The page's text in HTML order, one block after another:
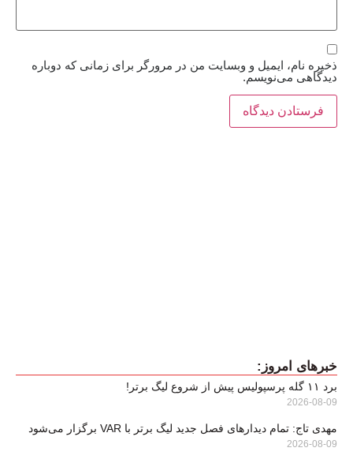
ذخیره نام، ایمیل و وبسایت من در مرورگر برای زمانی که دوباره
دیدگاهی می‌نویسم.
خبرهای امروز:
برد ۱۱ گله پرسپولیس پیش از شروع لیگ برتر!
2026-08-09
مهدی تاج: تمام دیدارهای فصل جدید لیگ برتر با VAR برگزار می‌شود
2026-08-09